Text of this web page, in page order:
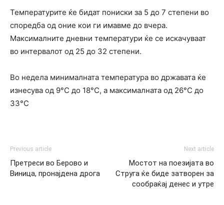
Температурите ќе бидат пониски за 5 до 7 степени во
споредба од оние кои ги имавме до вчера.
Максималните дневни температури ќе се искачуваат
во интервалот од 25 до 32 степени.
Во недела минималната температура во државата ќе
изнесува од 9°C до 18°C, а максималната од 26°C до
33°C
Previous article
Претреси во Берово и
Виница, пронајдена дрога
Next article
Мостот на поезијата во
Струга ќе биде затворен за
сообраќај денес и утре